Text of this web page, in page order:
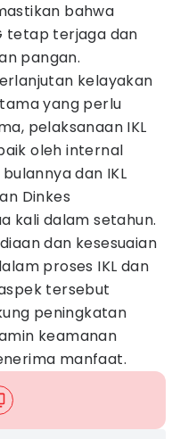
bahwa
tetap terjaga dan
pangan.
kelayakan
yang perlu
pelaksanaan IKL
oleh internal
dan IKL
Dinkes
kali dalam setahun.
dan kesesuaian
proses IKL dan
tersebut
peningkatan
keamanan
manfaat.